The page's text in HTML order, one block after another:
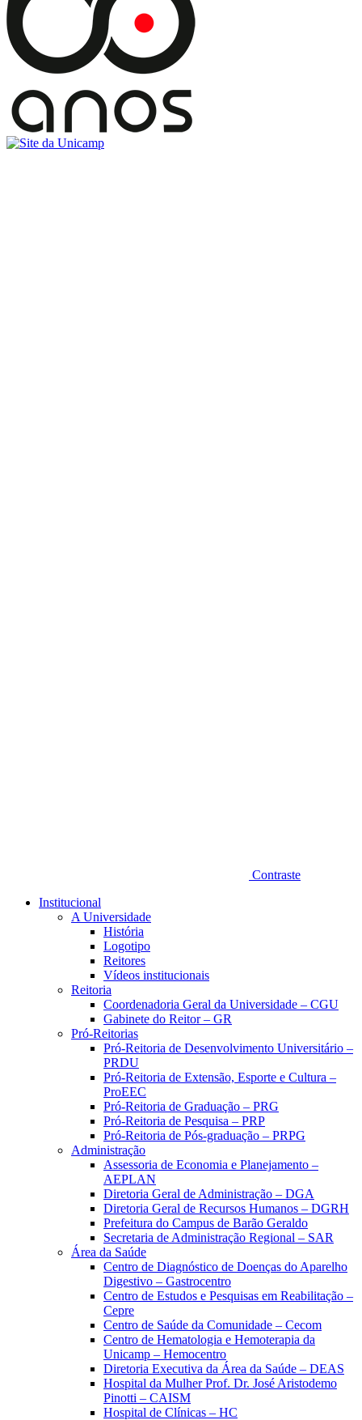
Contraste
Institucional
A Universidade
História
Logotipo
Reitores
Vídeos institucionais
Reitoria
Coordenadoria Geral da Universidade – CGU
Gabinete do Reitor – GR
Pró-Reitorias
Pró-Reitoria de Desenvolvimento Universitário –
PRDU
Pró-Reitoria de Extensão, Esporte e Cultura –
ProEEC
Pró-Reitoria de Graduação – PRG
Pró-Reitoria de Pesquisa – PRP
Pró-Reitoria de Pós-graduação – PRPG
Administração
Assessoria de Economia e Planejamento –
AEPLAN
Diretoria Geral de Administração – DGA
Diretoria Geral de Recursos Humanos – DGRH
Prefeitura do Campus de Barão Geraldo
Secretaria de Administração Regional – SAR
Área da Saúde
Centro de Diagnóstico de Doenças do Aparelho
Digestivo – Gastrocentro
Centro de Estudos e Pesquisas em Reabilitação –
Cepre
Centro de Saúde da Comunidade – Cecom
Centro de Hematologia e Hemoterapia da
Unicamp – Hemocentro
Diretoria Executiva da Área da Saúde – DEAS
Hospital da Mulher Prof. Dr. José Aristodemo
Pinotti – CAISM
Hospital de Clínicas – HC